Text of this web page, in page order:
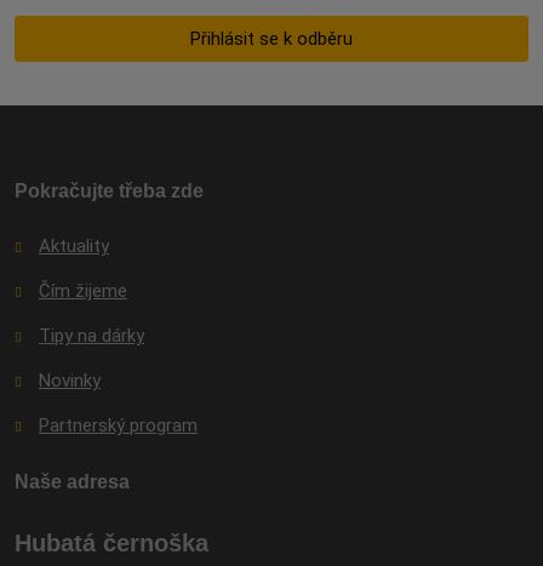
Přihlásit se k odběru
odeslat.
Pokračujte třeba zde
Aktuality
Čím žijeme
Tipy na dárky
Novinky
Partnerský program
Naše adresa
Hubatá černoška